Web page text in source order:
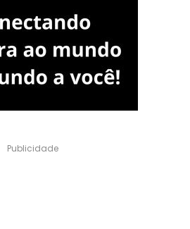
Publicidade